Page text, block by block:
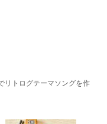
リトログテーマソングを作